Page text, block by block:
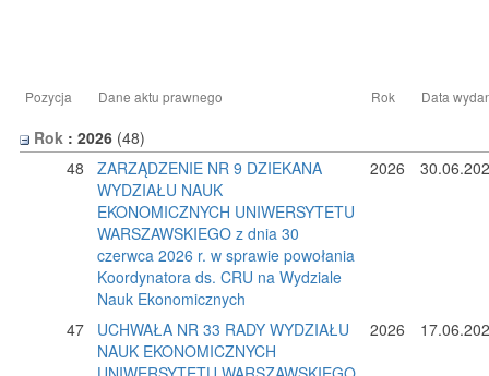
Pozycja Dane aktu prawnego Rok Data
Rok : 2026 ‎(48)
48
ZARZĄDZENIE NR 9 DZIEKANA
WYDZIAŁU NAUK
EKONOMICZNYCH UNIWERSYTETU
WARSZAWSKIEGO z dnia 30
czerwca 2026 r. w sprawie powołania
Koordynatora ds. CRU na Wydziale
Nauk Ekonomicznych
2026
47
UCHWAŁA NR 33 RADY WYDZIAŁU
NAUK EKONOMICZNYCH
2026